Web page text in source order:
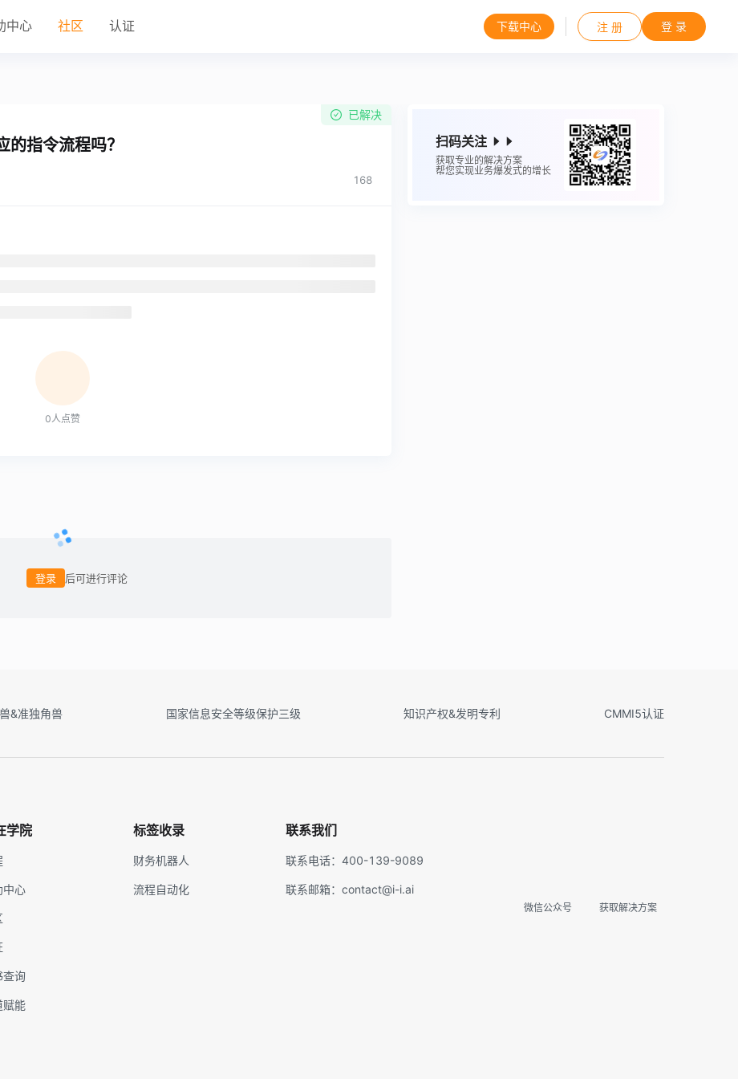
中心 社区 认证 下载中心 注 册 登 录
已解决
指令流程吗？
168
0人点赞
登录 后可进行评论
扫码关注
获取专业的解决方案
帮您实现业务爆发式的增长
&准独角兽 国家信息安全等级保护三级 知识产权&发明专利 CMMI5认证
学院
中心
查询
赋能
标签收录
财务机器人
流程自动化
联系我们
联系电话：400-139-9089
联系邮箱：contact@i-i.ai
微信公众号 获取解决方案